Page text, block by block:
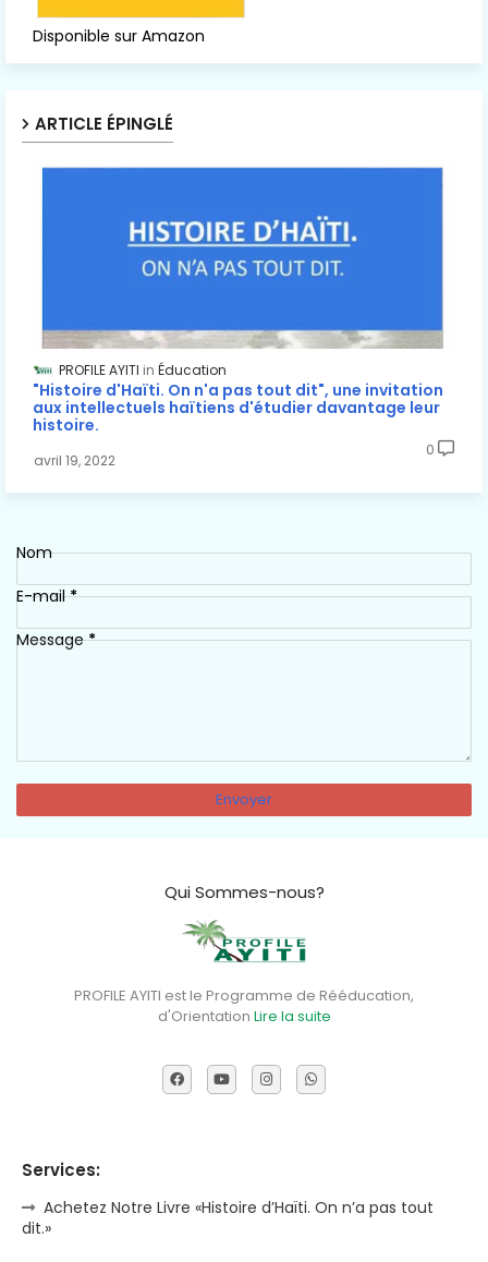
Disponible sur Amazon
ARTICLE ÉPINGLÉ
PROFILE AYITI Éducation
"Histoire d'Haïti. On n'a pas tout dit", une invitation
aux intellectuels haïtiens d'étudier davantage leur
histoire.
avril 19, 2022
0
Nom
E-mail*
Message*
Qui Sommes-nous?
PROFILE AYITI est le Programme de Rééducation,
d'Orientation Lire la suite
Services:
Achetez Notre Livre «Histoire d’Haïti. On n’a pas tout
dit.»